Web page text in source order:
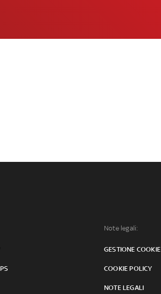
Note legali:
GESTIONE COOKIE
COOKIE POLICY
NOTE LEGALI